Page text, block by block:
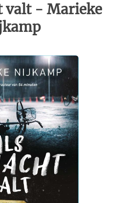
valt - Marieke